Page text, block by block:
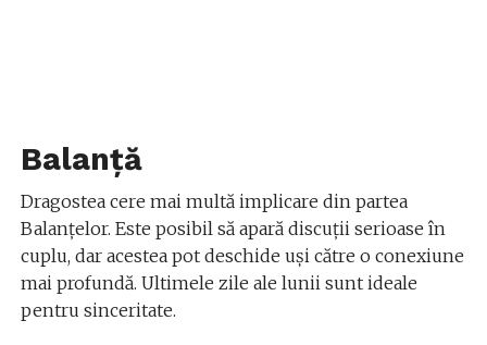
Balanță
Dragostea cere mai multă implicare din partea
Balanțelor. Este posibil să apară discuții serioase în
cuplu, dar acestea pot deschide uși către o conexiune
mai profundă. Ultimele zile ale lunii sunt ideale
pentru sinceritate.